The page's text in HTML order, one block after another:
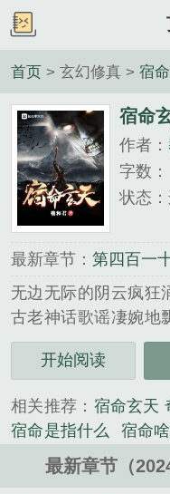
首页 > 玄幻修真 > 宿
宿命
作者：
字数：
状态
最新章节： 第四百一
无边无际的阴云疯狂
古老神话歌谣凄婉地
色墨迹犹如鬼魅在他
高声欢呼，空冥中仿
地高呼！北方真武玄
北方真武玄天上帝！
《宿命玄天》是羲和
开始阅读
相关推荐： 宿命玄天
宿命是指什么
宿命
宿命论是不是玄学吗
宿命怎么解释
最新章节（